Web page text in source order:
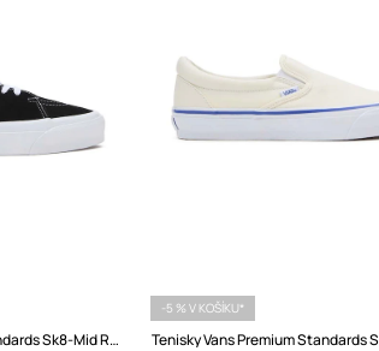
Kecky Vans Premium Standards Sk8-Mid Reissue 83
-5 % V KOŠÍKU*